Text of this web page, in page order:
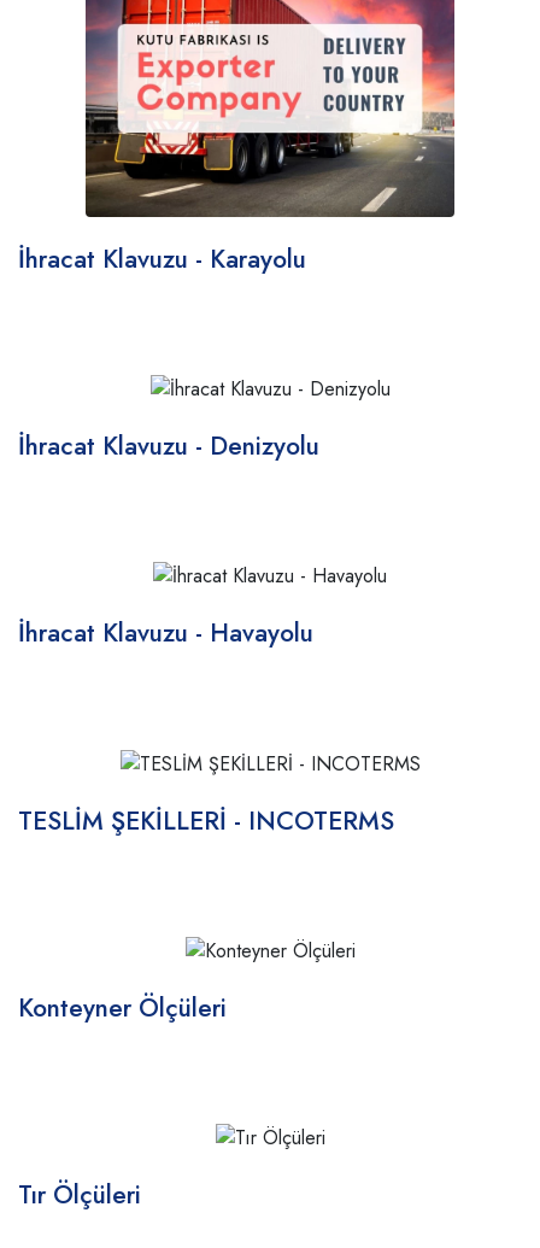
İhracat Klavuzu - Karayolu
İhracat Klavuzu - Denizyolu
İhracat Klavuzu - Havayolu
TESLİM ŞEKİLLERİ - INCOTERMS
Konteyner Ölçüleri
Tır Ölçüleri